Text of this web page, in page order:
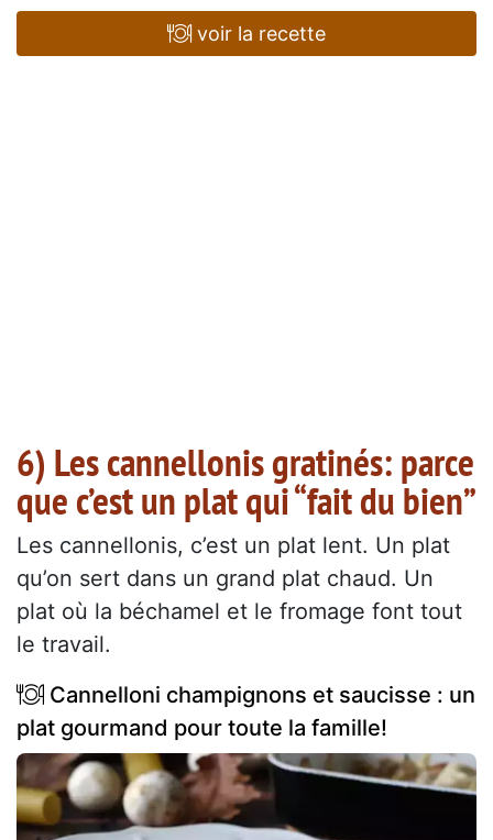
voir la recette
6) Les cannellonis gratinés: parce
que c’est un plat qui “fait du bien”
Les cannellonis, c’est un plat lent. Un plat
qu’on sert dans un grand plat chaud. Un
plat où la béchamel et le fromage font tout
le travail.
Cannelloni champignons et saucisse : un
plat gourmand pour toute la famille!